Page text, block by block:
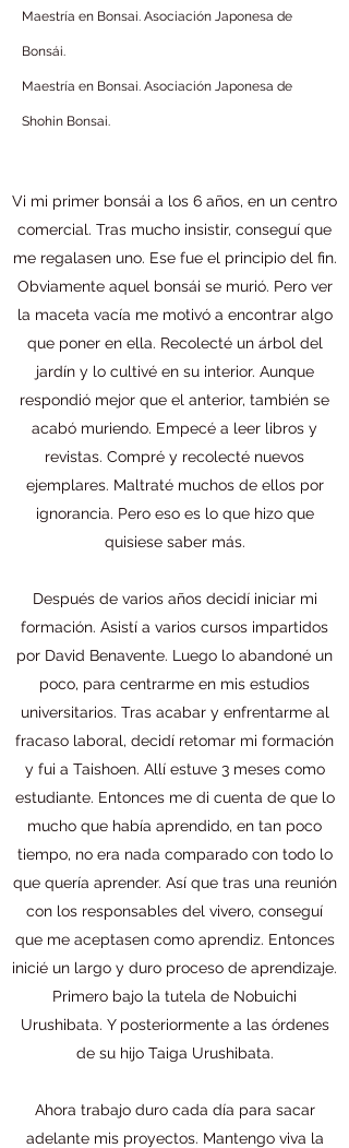
Maestría en Bonsai. Asociación Japonesa de
Bonsái.
Maestría en Bonsai. Asociación Japonesa de
Shohin Bonsai.
Vi mi primer bonsái a los 6 años, en un centro
comercial. Tras mucho insistir, conseguí que
me regalasen uno. Ese fue el principio del fin.
Obviamente aquel bonsái se murió. Pero ver
la maceta vacía me motivó a encontrar algo
que poner en ella. Recolecté un árbol del
jardín y lo cultivé en su interior. Aunque
respondió mejor que el anterior, también se
acabó muriendo. Empecé a leer libros y
revistas. Compré y recolecté nuevos
ejemplares. Maltraté muchos de ellos por
ignorancia. Pero eso es lo que hizo que
quisiese saber más.
Después de varios años decidí iniciar mi
formación. Asistí a varios cursos impartidos
por David Benavente. Luego lo abandoné un
poco, para centrarme en mis estudios
universitarios. Tras acabar y enfrentarme al
fracaso laboral, decidí retomar mi formación
y fui a Taishoen. Allí estuve 3 meses como
estudiante. Entonces me di cuenta de que lo
mucho que había aprendido, en tan poco
tiempo, no era nada comparado con todo lo
que quería aprender. Así que tras una reunión
con los responsables del vivero, conseguí
que me aceptasen como aprendiz. Entonces
inicié un largo y duro proceso de aprendizaje.
Primero bajo la tutela de Nobuichi
Urushibata. Y posteriormente a las órdenes
de su hijo Taiga Urushibata.
Ahora trabajo duro cada día para sacar
adelante mis proyectos. Mantengo viva la